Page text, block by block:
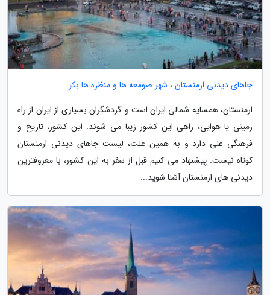
جاهای دیدنی ارمنستان ، شهر صومعه ها و منظره ها بکر
ارمنستان، همسایه شمالی ایران است و گردشگران بسیاری از ایران از راه
زمینی یا هوایی، راهی این کشور زیبا می شوند. این کشور، تاریخ و
فرهنگی غنی دارد و به همین علت، لیست جاهای دیدنی ارمنستان
کوتاه نیست. پیشنهاد می کنیم قبل از سفر به این کشور، با معروفترین
دیدنی های ارمنستان آشنا شوید...